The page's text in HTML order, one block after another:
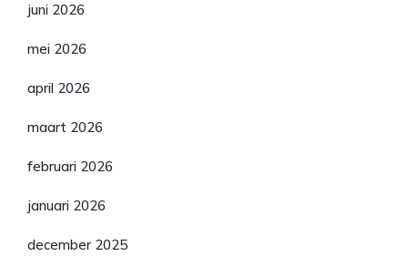
juni 2026
mei 2026
april 2026
maart 2026
februari 2026
januari 2026
december 2025